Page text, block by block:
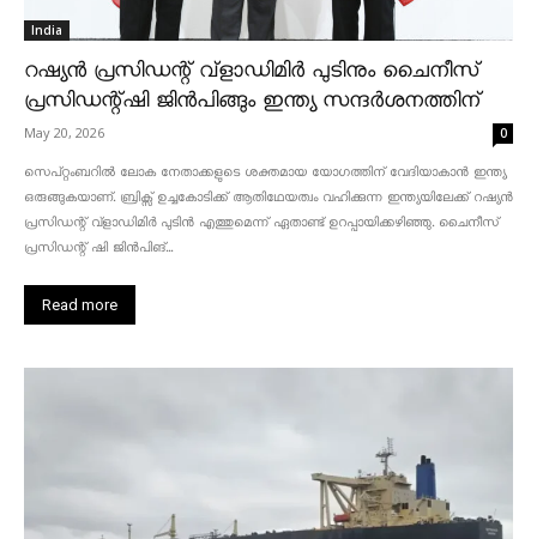
India
റഷ്യൻ പ്രസിഡന്റ് വ്‌ളാഡിമിർ പുടിനും ചൈനീസ്
പ്രസിഡന്റ്ഷി ജിൻപിങ്ങും ഇന്ത്യ സന്ദർശനത്തിന്
May 20, 2026 0
സെപ്റ്റംബറിൽ ലോക നേതാക്കളുടെ ശക്തമായ യോഗത്തിന് വേദിയാകാൻ ഇന്ത്യ
ഒരുങ്ങുകയാണ്. ബ്രിക്സ് ഉച്ചകോടിക്ക് ആതിഥേയത്വം വഹിക്കുന്ന ഇന്ത്യയിലേക്ക് റഷ്യൻ
പ്രസിഡന്റ് വ്‌ളാഡിമിർ പുടിൻ എത്തുമെന്ന് ഏതാണ്ട് ഉറപ്പായിക്കഴിഞ്ഞു. ചൈനീസ്
പ്രസിഡന്റ് ഷി ജിൻപിങ്...
Read more